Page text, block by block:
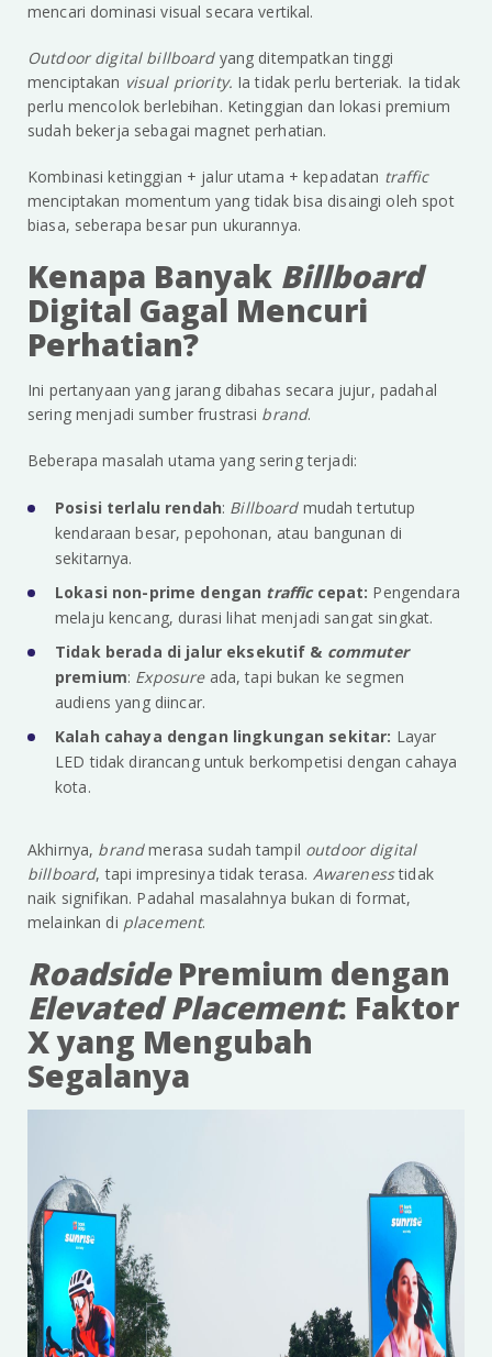
mencari dominasi visual secara vertikal.
Outdoor digital billboardyang ditempatkan tinggi
menciptakan visual priority. Ia tidak perlu berteriak. Ia tidak
perlu mencolok berlebihan. Ketinggian dan lokasi premium
sudah bekerja sebagai magnet perhatian.
Kombinasi ketinggian + jalur utama + kepadatan traffic
menciptakan momentum yang tidak bisa disaingi oleh spot
biasa, seberapa besar pun ukurannya.
Kenapa Banyak Billboard
Digital Gagal Mencuri
Perhatian?
Ini pertanyaan yang jarang dibahas secara jujur, padahal
sering menjadi sumber frustrasi brand.
Beberapa masalah utama yang sering terjadi:
Posisi terlalu rendah: Billboard mudah tertutup
kendaraan besar, pepohonan, atau bangunan di
sekitarnya.
Lokasi non-prime dengan traffic cepat: Pengendara
melaju kencang, durasi lihat menjadi sangat singkat.
Tidak berada di jalur eksekutif & commuter
premium: Exposure ada, tapi bukan ke segmen
audiens yang diincar.
Kalah cahaya dengan lingkungan sekitar: Layar
LED tidak dirancang untuk berkompetisi dengan cahaya
kota.
Akhirnya, brandmerasa sudah tampil outdoor digital
billboard, tapi impresinya tidak terasa. Awarenesstidak
naik signifikan. Padahal masalahnya bukan di format,
melainkan di placement.
RoadsidePremium dengan
Elevated Placement: Faktor
X yang Mengubah
Segalanya